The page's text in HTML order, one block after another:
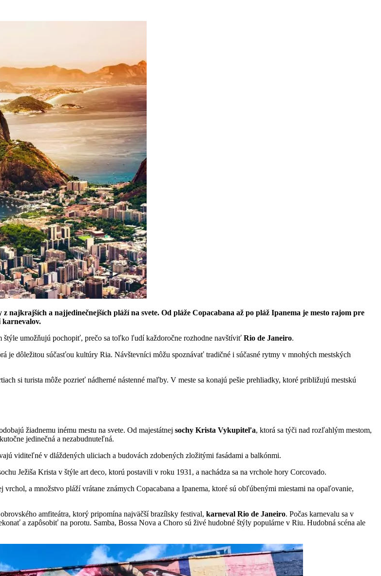
najkrajších a najjedinečnejších pláží na svete. Od pláže Copacabana až po pláž Ipanema je mesto rajom pre
umožňujú pochopiť, prečo sa toľko ľudí každoročne rozhodne navštíviť Rio de Janeiro.
je dôležitou súčasťou kultúry Ria. Návštevníci môžu spoznávať tradičné i súčasné rytmy v mnohých mestských
si turista môže pozrieť nádherné nástenné maľby. V meste sa konajú pešie prehliadky, ktoré približujú mestskú
žiadnemu inému mestu na svete. Od majestátnej sochy Krista Vykupiteľa, ktorá sa týči nad rozľahlým mestom,
jedinečná a nezabudnuteľná.
viditeľné v dláždených uliciach a budovách zdobených zložitými fasádami a balkónmi.
Ježiša Krista v štýle art deco, ktorú postavili v roku 1931, a nachádza sa na vrchole hory Corcovado.
a množstvo pláží vrátane známych Copacabana a Ipanema, ktoré sú obľúbenými miestami na opaľovanie,
amfiteátra, ktorý pripomína najväčší brazílsky festival, karneval Rio de Janeiro. Počas karnevalu sa v
a zapôsobiť na porotu. Samba, Bossa Nova a Choro sú živé hudobné štýly populárne v Riu. Hudobná scéna ale